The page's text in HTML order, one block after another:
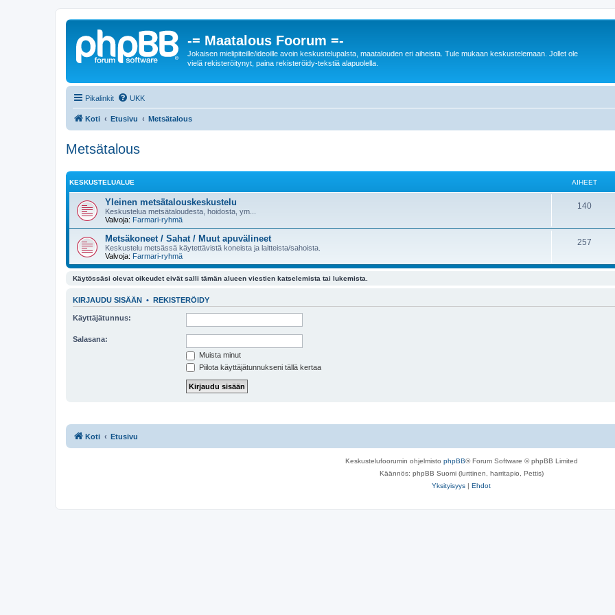
-= Maatalous Foorum =-
Jokaisen mielipiteille/ideoille avoin keskustelupalsta, maatalouden eri aiheista. Tule mukaan keskustelemaan. Jollet ole
vielä rekisteröitynyt, paina rekisteröidy-tekstiä alapuolella.
Pikalinkit UKK
Koti Etusivu Metsätalous
Metsätalous
KESKUSTELUALUE AIHEET
Yleinen metsätalouskeskustelu
Keskustelua metsätaloudesta, hoidosta, ym...
Valvoja: Farmari-ryhmä
140
Metsäkoneet / Sahat / Muut apuvälineet
Keskustelu metsässä käytettävistä koneista ja laitteista/sahoista.
Valvoja: Farmari-ryhmä
257
Käytössäsi olevat oikeudet eivät salli tämän alueen viestien katselemista tai lukemista.
KIRJAUDU SISÄÄN • REKISTERÖIDY
Käyttäjätunnus:
Salasana:
Muista minut
Piilota käyttäjätunnukseni tällä kertaa
Koti Etusivu
Keskustelufoorumin ohjelmisto phpBB® Forum Software © phpBB Limited
Käännös: phpBB Suomi (lurttinen, harritapio, Pettis)
Yksityisyys | Ehdot